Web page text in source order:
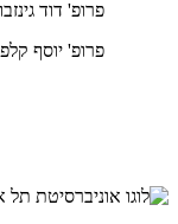
פרופ' דוד
פרופ' יוסף